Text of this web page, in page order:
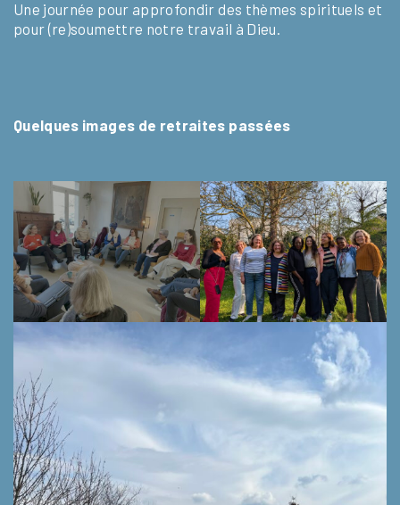
Une journée pour approfondir des thèmes spirituels et
pour (re)soumettre notre travail à Dieu.
Quelques images de retraites passées